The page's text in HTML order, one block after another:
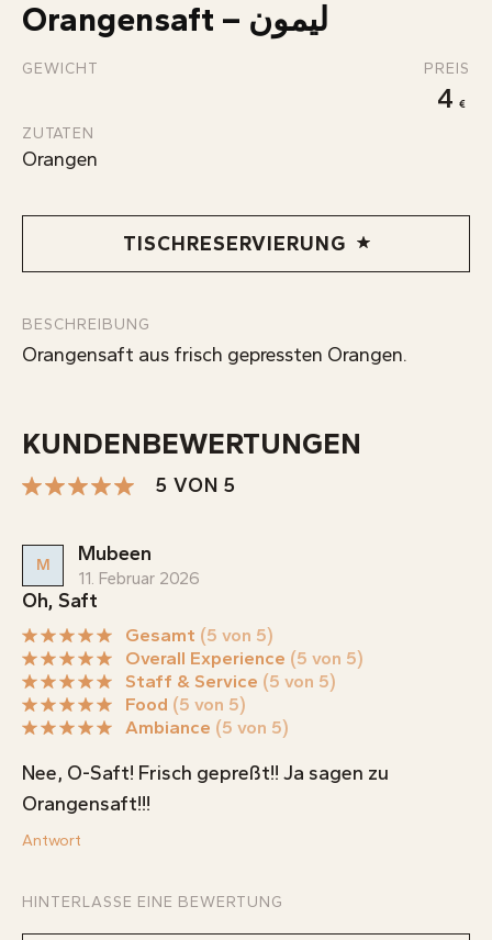
KONTAKT
INFOS
Orangensaft – ليمون
GEWICHT PREIS
4
ZUTATEN
Orangen
TISCHRESERVIERUNG
BESCHREIBUNG
Orangensaft aus frisch gepressten Orangen.
KUNDENBEWERTUNGEN
5 VON 5
M Mubeen
11. Februar 2026
Oh, Saft
Gesamt (5 von 5)
Overall Experience (5 von 5)
Staff & Service (5 von 5)
Food (5 von 5)
Ambiance (5 von 5)
Nee, O-Saft! Frisch gepreßt!! Ja sagen zu
Orangensaft!!!
Antwort
HINTERLASSE EINE BEWERTUNG